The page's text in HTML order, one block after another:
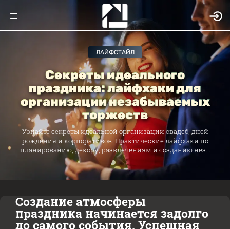
ЛАЙФСТАЙЛ
Секреты идеального
праздника: лайфхаки для
организации незабываемых
торжеств
Узнайте секреты идеальной организации свадеб, дней
рождения и корпоративов. Практические лайфхаки по
планированию, декору, развлечениям и созданию нез...
Создание атмосферы
праздника начинается задолго
до самого события. Успешная